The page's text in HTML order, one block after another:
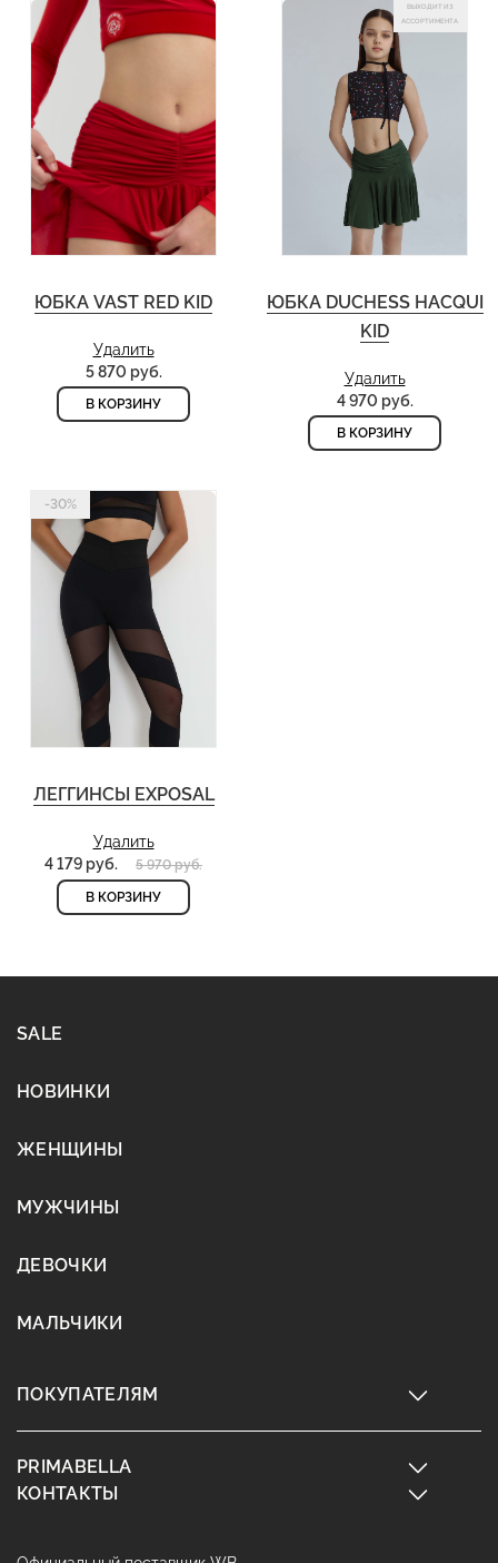
ЮБКА VAST RED KID
Удалить
5 870 руб.
В КОРЗИНУ
ВЫХОДИТ ИЗ
АССОРТИМЕНТА
ЮБКА DUCHESS HACQUI
KID
Удалить
4 970 руб.
В КОРЗИНУ
-30%
ЛЕГГИНСЫ EXPOSAL
Удалить
4 179 руб.
5 970 руб.
В КОРЗИНУ
SALE
НОВИНКИ
ЖЕНЩИНЫ
МУЖЧИНЫ
ДЕВОЧКИ
МАЛЬЧИКИ
ПОКУПАТЕЛЯМ
PRIMABELLA
КОНТАКТЫ